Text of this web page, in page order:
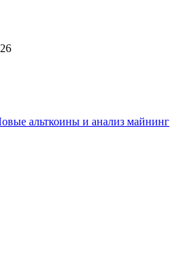
альткоины и анализ майнинг